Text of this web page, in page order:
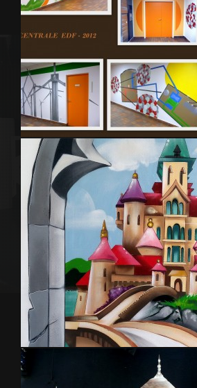
EPR Flamanville – Centrale EDF 2012